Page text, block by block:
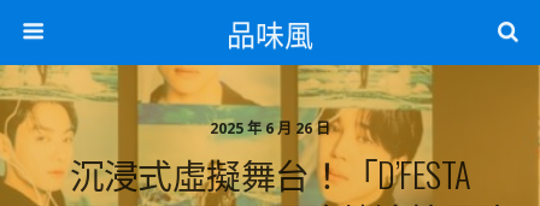
品味風
2025 年 6 月 26 日
沉浸式虛擬舞台！「D’FESTA